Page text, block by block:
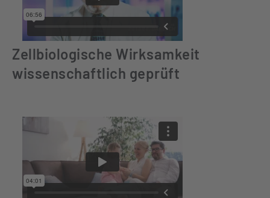
Zellbiologische Wirksamkeit
wissenschaftlich geprüft